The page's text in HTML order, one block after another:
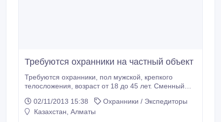
Требуются охранники на частный объект
Требуются охранники, пол мужской, крепкого
телосложения, возраст от 18 до 45 лет. Сменный
тенге..
02/11/2013 15:38
Охранники / Экспедиторы
Казахстан, Алматы